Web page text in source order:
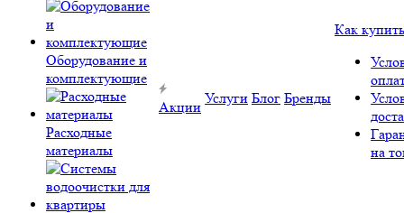
Оборудование и
комплектующие
Расходные
материалы
Акции
Услуги Блог Бренды
Как купить
на